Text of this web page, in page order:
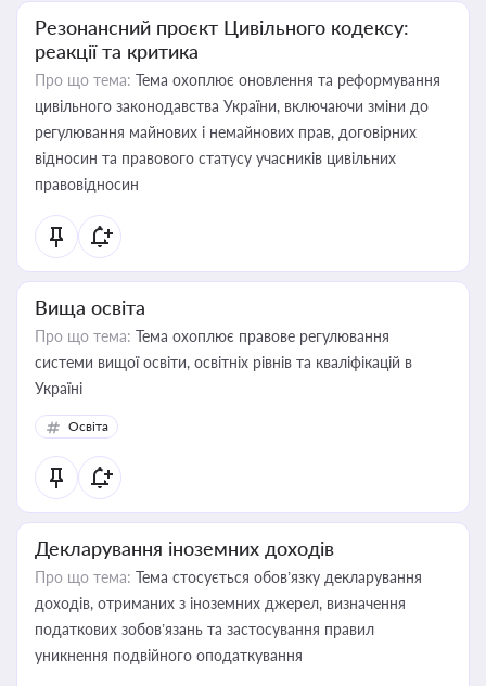
Резонансний проєкт Цивільного кодексу:
реакції та критика
Про що тема: Тема охоплює оновлення та реформування
цивільного законодавства України, включаючи зміни до
регулювання майнових і немайнових прав, договірних
відносин та правового статусу учасників цивільних
правовідносин
Вища освіта
Про що тема: Тема охоплює правове регулювання
системи вищої освіти, освітніх рівнів та кваліфікацій в
Україні
Освіта
Декларування іноземних доходів
Про що тема: Тема стосується обов’язку декларування
доходів, отриманих з іноземних джерел, визначення
податкових зобов’язань та застосування правил
уникнення подвійного оподаткування